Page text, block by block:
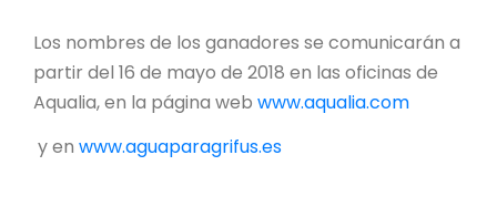
Los nombres de los ganadores se comunicarán a
partir del 16 de mayo de 2018 en las oficinas de
Aqualia, en la página web www.aqualia.com
y en www.aguaparagrifus.es